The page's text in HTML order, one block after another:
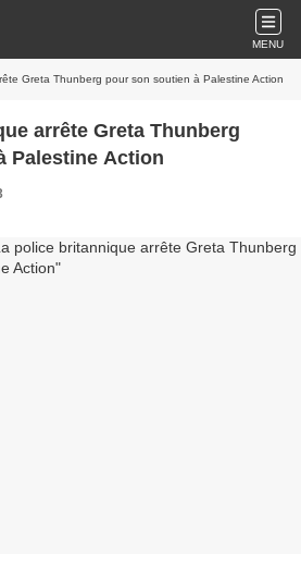
MENU
Greta Thunberg pour son soutien à Palestine Action
arrête Greta Thunberg
Palestine Action